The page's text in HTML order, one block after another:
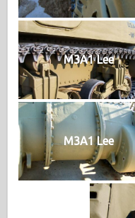
M3A1 Lee
M3A1 Lee